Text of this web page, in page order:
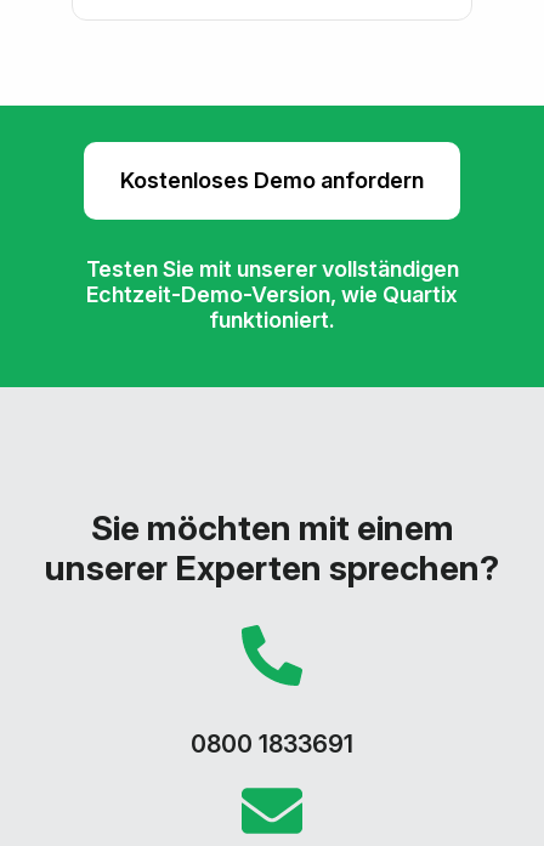
Kostenloses Demo anfordern
Testen Sie mit unserer vollständigen
Echtzeit-Demo-Version, wie Quartix
funktioniert.
Sie möchten mit einem
unserer Experten sprechen?
0800 1833691